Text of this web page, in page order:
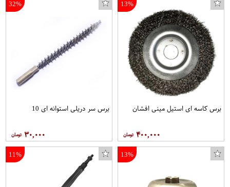
13%
برس کاسه ای استیل مینی افشان
۴۰۰,۰۰۰
32%
برس سر دریلی استوانه ای 10
۳۰,۰۰۰
13%
11%